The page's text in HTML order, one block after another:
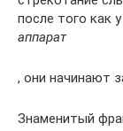
после того как
аппарат
, они начинают
Знаменитый